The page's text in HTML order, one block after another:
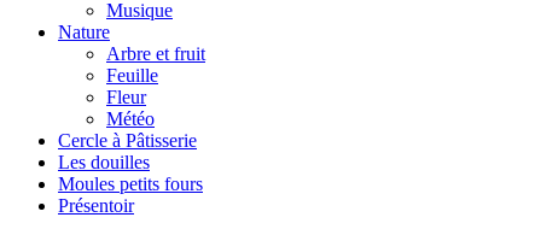
Musique
Nature
Arbre et fruit
Feuille
Fleur
Météo
Cercle à Pâtisserie
Les douilles
Moules petits fours
Présentoir